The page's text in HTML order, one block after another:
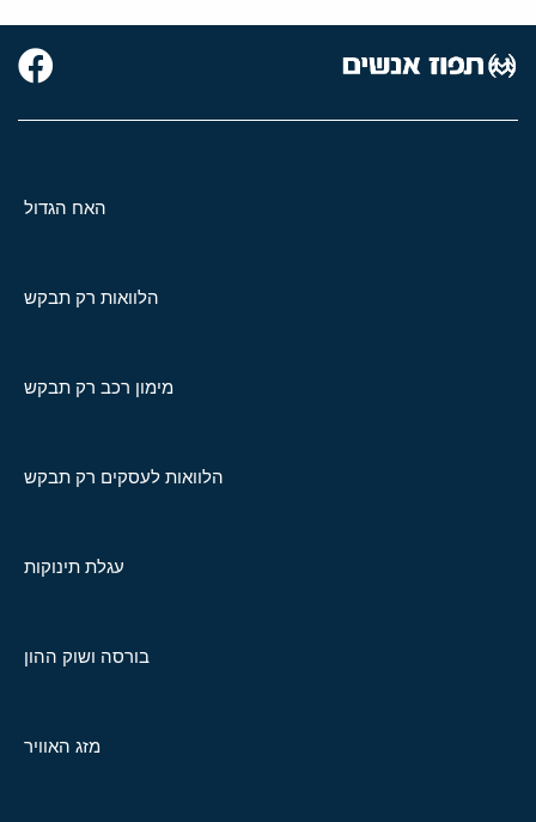
האח הגדול
הלוואות רק תבקש
מימון רכב רק תבקש
הלוואות לעסקים רק תבקש
עגלת תינוקות
בורסה ושוק ההון
מזג האוויר